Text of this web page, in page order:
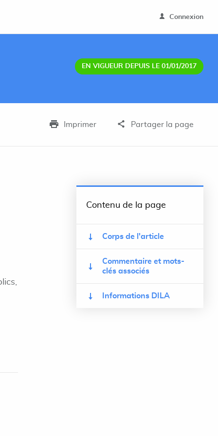
Connexion
EN VIGUEUR DEPUIS LE 01/01/2017
Imprimer Partager la page
Contenu de la page
Corps de l'article
Commentaire et mots-
clés associés
Informations DILA